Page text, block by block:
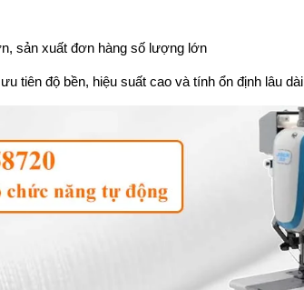
sản xuất đơn hàng số lượng lớn
tiên độ bền, hiệu suất cao và tính ổn định lâu dài